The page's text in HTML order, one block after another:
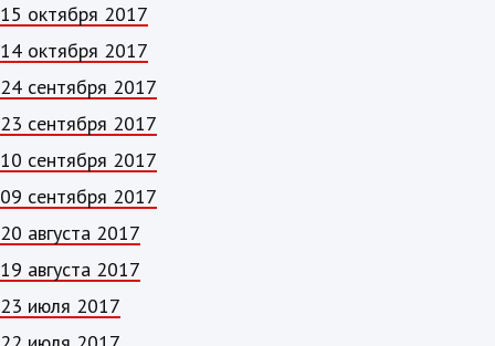
15 октября 2017
14 октября 2017
24 сентября 2017
23 сентября 2017
10 сентября 2017
09 сентября 2017
20 августа 2017
19 августа 2017
23 июля 2017